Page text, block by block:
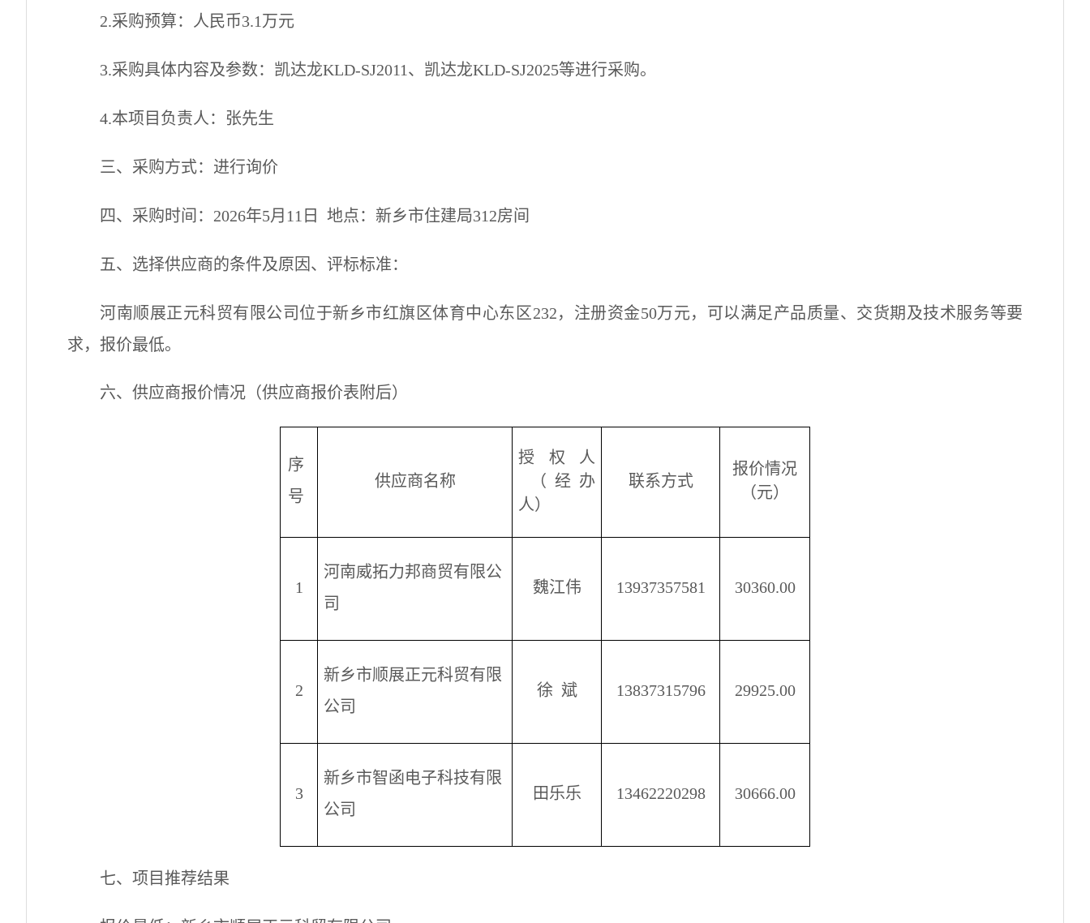
2.采购预算：人民币3.1万元
3.采购具体内容及参数： 凯达龙KLD-SJ2011、凯达龙KLD-SJ2025等进行采购。
4.本项目负责人： 张先生
三、采购方式：进行询价
四、采购时间： 2026年5月11日 地点：新乡市住建局312房间
五、选择供应商的条件及原因、评标标准：
河南顺展正元科贸有限公司位于新乡市红旗区体育中心东区232，注册资金50万元，可以满足产品质量、交货期及技术服务等要
求， 报价最低。
六、供应商报价情况（供应商报价表附后）
序
号
供应商名称
授权人
（经办
人）
联系方式
报价情况
（元）
1
河南威拓力邦商贸有限公
司
魏江伟 13937357581 30360.00
2
新乡市顺展正元科贸有限
公司
徐 斌 13837315796 29925.00
3
新乡市智函电子科技有限
公司
田乐乐 13462220298 30666.00
七、项目推荐结果